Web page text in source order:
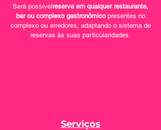
Será possívelreserve em qualquer restaurante,
bar ou complexo gastronômicopresentes no
complexo ou arredores, adaptando o sistema de
reservas às suas particularidades.
Serviços